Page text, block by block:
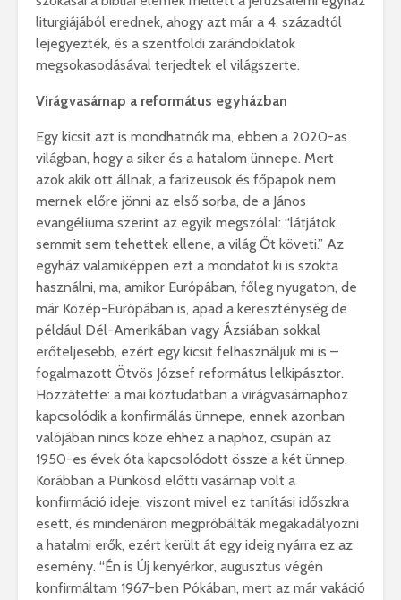
liturgiájából erednek, ahogy azt már a 4. századtól
lejegyezték, és a szentföldi zarándoklatok
megsokasodásával terjedtek el világszerte.
Virágvasárnap a református egyházban
Egy kicsit azt is mondhatnók ma, ebben a 2020-as
világban, hogy a siker és a hatalom ünnepe. Mert
azok akik ott állnak, a farizeusok és főpapok nem
mernek előre jönni az első sorba, de a János
evangéliuma szerint az egyik megszólal: “látjátok,
semmit sem tehettek ellene, a világ Őt követi.” Az
egyház valamiképpen ezt a mondatot ki is szokta
használni, ma, amikor Európában, főleg nyugaton, de
már Közép-Európában is, apad a kereszténység de
például Dél-Amerikában vagy Ázsiában sokkal
erőteljesebb, ezért egy kicsit felhasználjuk mi is –
fogalmazott Ötvös József református lelkipásztor.
Hozzátette: a mai köztudatban a virágvasárnaphoz
kapcsolódik a konfirmálás ünnepe, ennek azonban
valójában nincs köze ehhez a naphoz, csupán az
1950-es évek óta kapcsolódott össze a két ünnep.
Korábban a Pünkösd előtti vasárnap volt a
konfirmáció ideje, viszont mivel ez tanítási időszkra
esett, és mindenáron megpróbálták megakadályozni
a hatalmi erők, ezért került át egy ideig nyárra ez az
esemény. “Én is Új kenyérkor, augusztus végén
konfirmáltam 1967-ben Pókában, mert az már vakáció